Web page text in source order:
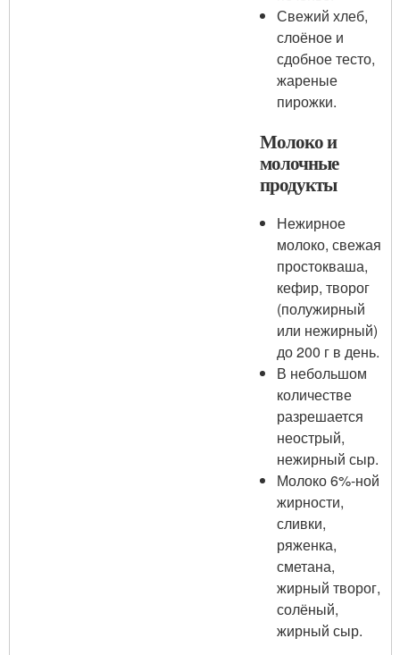
Свежий хлеб,
слоёное и
сдобное тесто,
жареные
пирожки.
Молоко и
молочные
продукты
Нежирное
молоко, свежая
простокваша,
кефир, творог
(полужирный
или нежирный)
до 200 г в день.
В небольшом
количестве
разрешается
неострый,
нежирный сыр.
Молоко 6%-ной
жирности,
сливки,
ряженка,
сметана,
жирный творог,
солёный,
жирный сыр.